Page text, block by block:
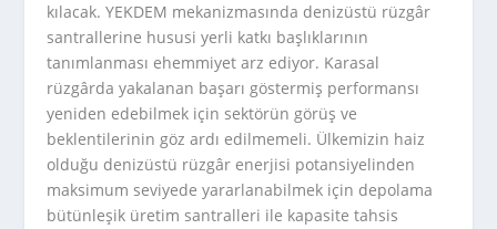
kılacak. YEKDEM mekanizmasında denizüstü rüzgâr
santrallerine hususi yerli katkı başlıklarının
tanımlanması ehemmiyet arz ediyor. Karasal
rüzgârda yakalanan başarı göstermiş performansı
yeniden edebilmek için sektörün görüş ve
beklentilerinin göz ardı edilmemeli. Ülkemizin haiz
olduğu denizüstü rüzgâr enerjisi potansiyelinden
maksimum seviyede yararlanabilmek için depolama
bütünleşik üretim santralleri ile kapasite tahsis